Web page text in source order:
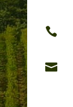

